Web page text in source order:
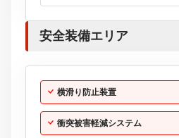
安全装備エリア
横滑り防止装置
衝突被害軽減システム